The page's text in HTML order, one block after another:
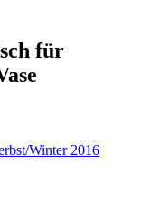
für
Winter 2016